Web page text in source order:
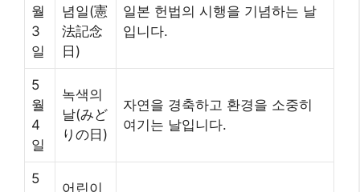
월
3
일
념일(憲
法記念
日)
일본 헌법의 시행을 기념하는 날
입니다.
5
월
4
일
녹색의
날(みど
りの日)
자연을 경축하고 환경을 소중히
여기는 날입니다.
5
어린이